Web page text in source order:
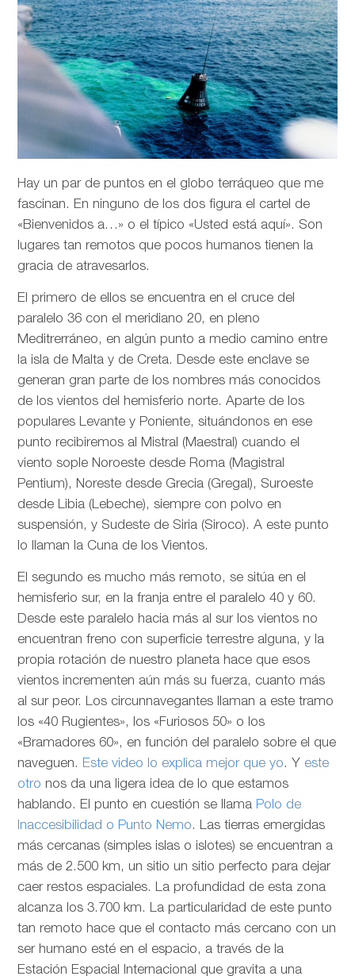
Hay un par de puntos en el globo terráqueo que me
fascinan. En ninguno de los dos figura el cartel de
«Bienvenidos a…» o el típico «Usted está aquí». Son
lugares tan remotos que pocos humanos tienen la
gracia de atravesarlos.
El primero de ellos se encuentra en el cruce del
paralelo 36 con el meridiano 20, en pleno
Meditrerráneo, en algún punto a medio camino entre
la isla de Malta y de Creta. Desde este enclave se
generan gran parte de los nombres más conocidos
de los vientos del hemisferio norte. Aparte de los
populares Levante y Poniente, situándonos en ese
punto recibiremos al Mistral (Maestral) cuando el
viento sople Noroeste desde Roma (Magistral
Pentium), Noreste desde Grecia (Gregal), Suroeste
desde Libia (Lebeche), siempre con polvo en
suspensión, y Sudeste de Siria (Siroco). A este punto
lo llaman la Cuna de los Vientos.
El segundo es mucho más remoto, se sitúa en el
hemisferio sur, en la franja entre el paralelo 40 y 60.
Desde este paralelo hacia más al sur los vientos no
encuentran freno con superficie terrestre alguna, y la
propia rotación de nuestro planeta hace que esos
vientos incrementen aún más su fuerza, cuanto más
al sur peor. Los circunnavegantes llaman a este tramo
los «40 Rugientes», los «Furiosos 50» o los
«Bramadores 60», en función del paralelo sobre el que
naveguen. Este video lo explica mejor que yo. Y este
otro nos da una ligera idea de lo que estamos
hablando. El punto en cuestión se llama Polo de
Inaccesibilidad o Punto Nemo. Las tierras emergidas
más cercanas (simples islas o islotes) se encuentran a
más de 2.500 km, un sitio un sitio perfecto para dejar
caer restos espaciales. La profundidad de esta zona
alcanza los 3.700 km. La particularidad de este punto
tan remoto hace que el contacto más cercano con un
ser humano esté en el espacio, a través de la
Estación Espacial Internacional que gravita a una